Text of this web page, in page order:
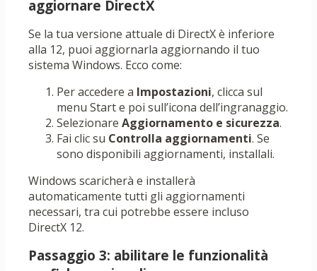
aggiornare DirectX
Se la tua versione attuale di DirectX è inferiore
alla 12, puoi aggiornarla aggiornando il tuo
sistema Windows. Ecco come:
Per accedere a Impostazioni, clicca sul
menu Start e poi sull’icona dell’ingranaggio.
Selezionare Aggiornamento e sicurezza.
Fai clic su Controlla aggiornamenti. Se
sono disponibili aggiornamenti, installali.
Windows scaricherà e installerà
automaticamente tutti gli aggiornamenti
necessari, tra cui potrebbe essere incluso
DirectX 12.
Passaggio 3: abilitare le funzionalità